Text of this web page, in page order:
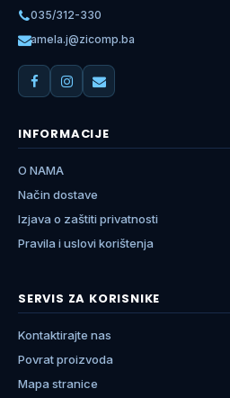
035/312-330
amela.j@zicomp.ba
INFORMACIJE
O NAMA
Način dostave
Izjava o zaštiti privatnosti
Pravila i uslovi korištenja
SERVIS ZA KORISNIKE
Kontaktirajte nas
Povrat proizvoda
Mapa stranice